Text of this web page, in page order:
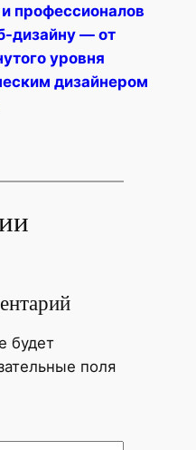
профессионалов
дизайну — от
уровня
дизайнером
будет
поля